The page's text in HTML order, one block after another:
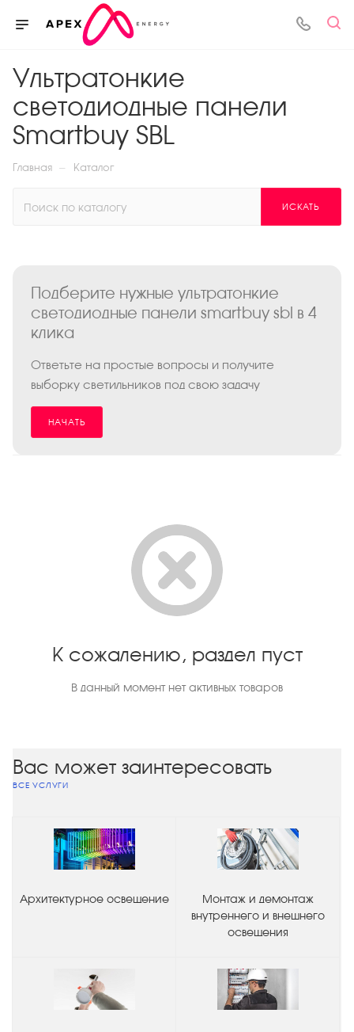
Ультратонкие
светодиодные панели
Smartbuy SBL
Главная — Каталог
ИСКАТЬ
Подберите нужные ультратонкие
светодиодные панели smartbuy sbl в 4
клика
Ответьте на простые вопросы и получите
выборку светильников под свою задачу
НАЧАТЬ
К сожалению, раздел пуст
В данный момент нет активных товаров
Вас может заинтересовать
ВСЕ УСЛУГИ
Архитектурное освещение
Монтаж и демонтаж
внутреннего и внешнего
освещения